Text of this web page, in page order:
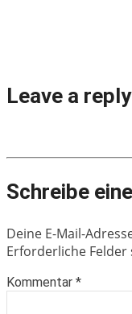
Leave a reply
Schreibe
Deine E-Mail-
Erforderliche
Kommentar *